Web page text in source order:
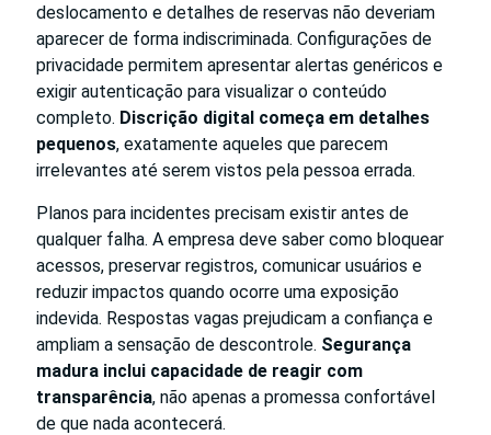
deslocamento e detalhes de reservas não deveriam
aparecer de forma indiscriminada. Configurações de
privacidade permitem apresentar alertas genéricos e
exigir autenticação para visualizar o conteúdo
completo. Discrição digital começa em detalhes
pequenos, exatamente aqueles que parecem
irrelevantes até serem vistos pela pessoa errada.
Planos para incidentes precisam existir antes de
qualquer falha. A empresa deve saber como bloquear
acessos, preservar registros, comunicar usuários e
reduzir impactos quando ocorre uma exposição
indevida. Respostas vagas prejudicam a confiança e
ampliam a sensação de descontrole. Segurança
madura inclui capacidade de reagir com
transparência, não apenas a promessa confortável
de que nada acontecerá.